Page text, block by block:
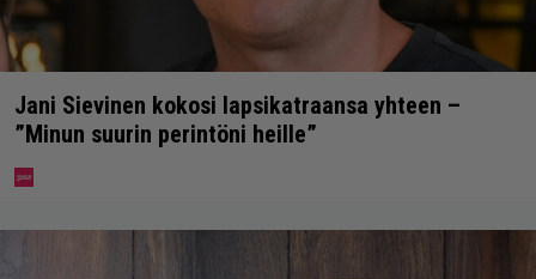
Jani Sievinen kokosi lapsikatraansa yhteen –
”Minun suurin perintöni heille”